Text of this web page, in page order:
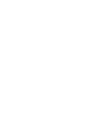
arômes
des